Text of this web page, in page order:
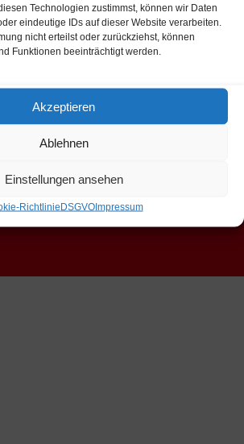
Technologien zustimmst, können wir Daten
eindeutige IDs auf dieser Website verarbeiten.
nicht erteilst oder zurückziehst, können
Funktionen beeinträchtigt werden.
Akzeptieren
Ablehnen
Einstellungen ansehen
RichtlinieDSGVOImpressum